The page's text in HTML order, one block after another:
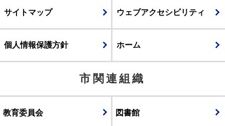
サイトマップ ウェブアクセシビリティ
個人情報保護方針 ホーム
市関連組織
教育委員会 図書館